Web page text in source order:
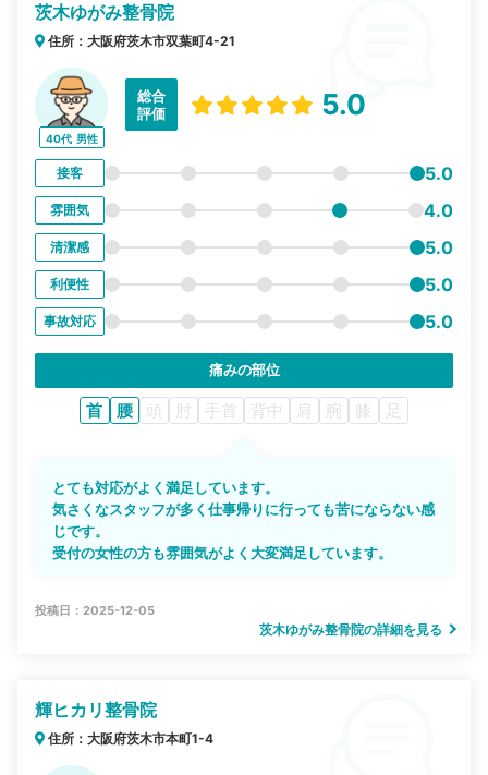
茨木ゆがみ整骨院
住所：大阪府茨木市双葉町4-21
40代 男性
総合
評価
5.0
接客 5.0
雰囲気 4.0
清潔感 5.0
利便性 5.0
事故対応 5.0
痛みの部位
首 腰 頭 肘 手首 背中 肩 腕 膝 足
とても対応がよく満足しています。
気さくなスタッフが多く仕事帰りに行っても苦にならない感
じです。
受付の女性の方も雰囲気がよく大変満足しています。
投稿日：2025-12-05
茨木ゆがみ整骨院の詳細を見る
輝ヒカリ整骨院
住所：大阪府茨木市本町1-4